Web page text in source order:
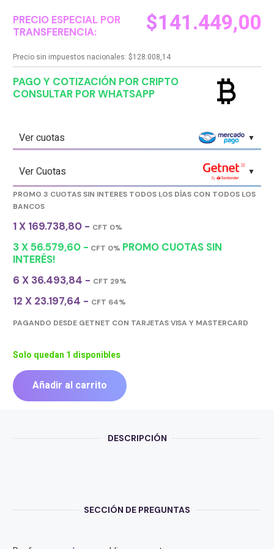
PRECIO ESPECIAL POR
TRANSFERENCIA:
$141.449,00
Precio sin impuestos nacionales: $128.008,14
PAGO Y COTIZACIÓN POR CRIPTO
CONSULTAR POR WHATSAPP
currency_bitcoin
Ver cuotas
Ver Cuotas
PROMO 3 CUOTAS SIN INTERES TODOS LOS DÍAS CON TODOS LOS
BANCOS
1 X 169.738,80 - CFT 0%
3 X 56.579,60 - CFT 0% PROMO CUOTAS SIN
INTERÉS!
6 X 36.493,84 - CFT 29%
12 X 23.197,64 - CFT 64%
PAGANDO DESDE GETNET CON TARJETAS VISA Y MASTERCARD
Solo quedan 1 disponibles
OUTLET
MOTHER
Añadir al carrito
DESCRIPCIÓN
SECCIÓN DE PREGUNTAS